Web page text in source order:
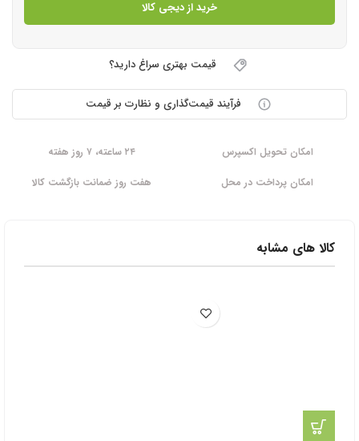
خرید از دیجی کالا
قیمت بهتری سراغ دارید؟
فرآیند قیمت‌گذاری و نظارت بر قیمت
امکان تحویل اکسپرس
۲۴ ساعته، ۷ روز هفته
امکان پرداخت در محل
هفت روز ضمانت بازگشت کالا
کالا های مشابه